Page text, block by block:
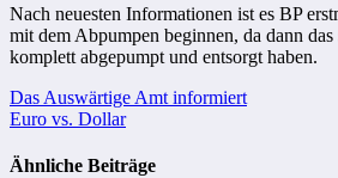
Nach neuesten Informationen ist es BP
mit dem Abpumpen beginnen, da dann
komplett abgepumpt und entsorgt haben.
Beitragsnavigation
Das Auswärtige Amt informiert
Euro vs. Dollar
Ähnliche Beiträge